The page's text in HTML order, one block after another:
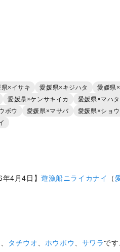
×イサキ 愛媛県×キジハタ 愛媛県
愛媛県×ケンサキイカ 愛媛県×マハタ
ボウ 愛媛県×マサバ 愛媛県×ショ
年4月4日】遊漁船ニライカナイ （
タチウオ ホウボウ サワラです